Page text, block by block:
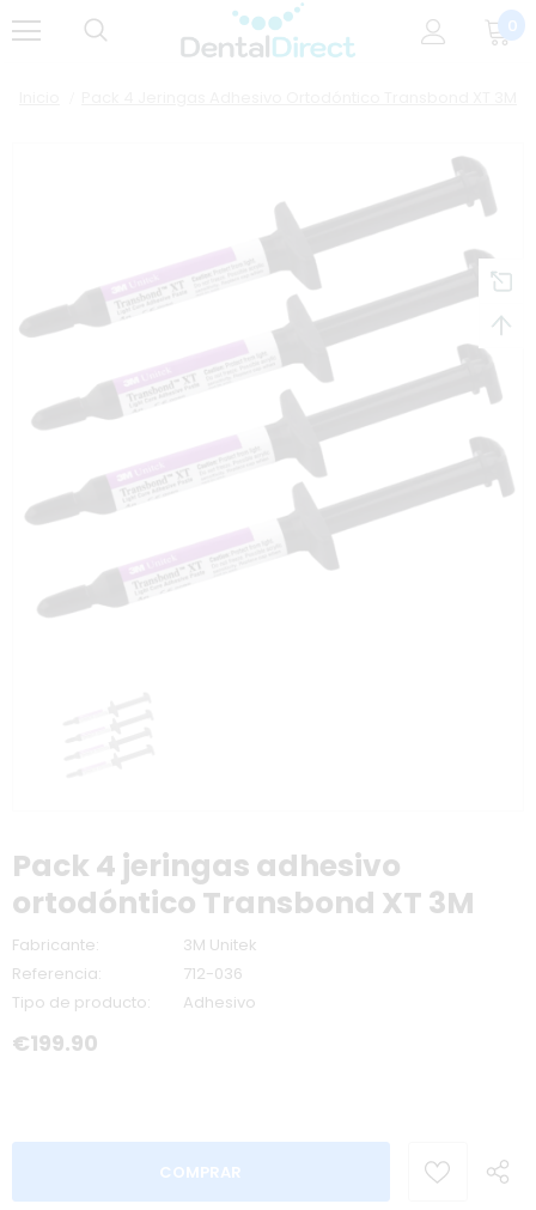
0
Pack 4 jeringas adhesivo
ortodóntico Transbond XT 3M
Fabricante:
3M Unitek
Referencia:
712-036
Tipo de producto:
Adhesivo
€199.90